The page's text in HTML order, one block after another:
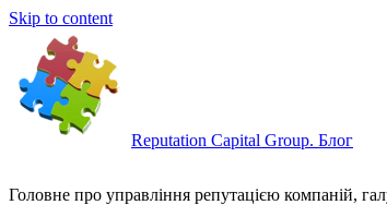
Skip to content
Reputation Capital Group. Блог
Головне про управління репутацією компаній,